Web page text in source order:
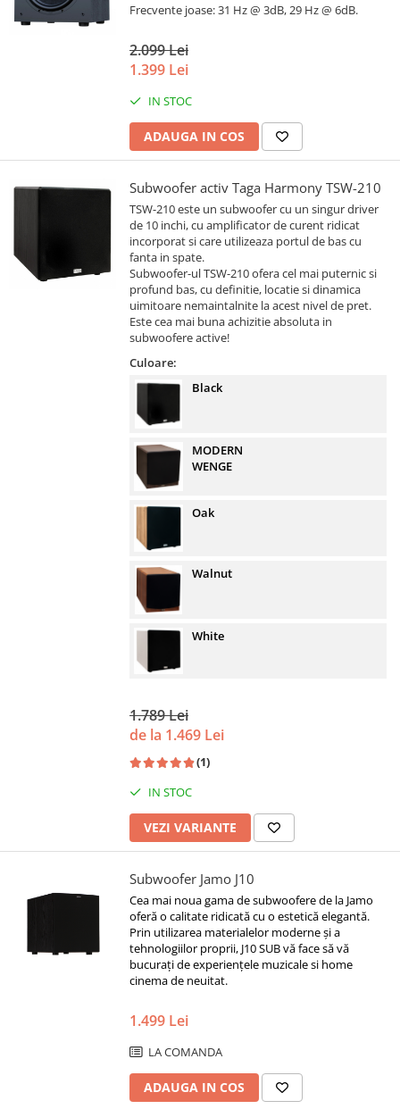
Frecvente joase: 31 Hz @ 3dB, 29 Hz @ 6dB.
2.099 Lei
1.399 Lei
IN STOC
ADAUGA IN COS
Subwoofer activ Taga Harmony TSW-210
TSW-210 este un subwoofer cu un singur driver
de 10 inchi, cu amplificator de curent ridicat
incorporat si care utilizeaza portul de bas cu
fanta in spate.
Subwoofer-ul TSW-210 ofera cel mai puternic si
profund bas, cu definitie, locatie si dinamica
uimitoare nemaintalnite la acest nivel de pret.
Este cea mai buna achizitie absoluta in
subwoofere active!
Culoare:
Black
MODERN
WENGE
Oak
Walnut
White
1.789 Lei
de la 1.469 Lei
(1)
IN STOC
VEZI VARIANTE
Subwoofer Jamo J10
Cea mai noua gama de subwoofere de la Jamo
oferă o calitate ridicată cu o estetică elegantă.
Prin utilizarea materialelor moderne și a
tehnologiilor proprii, J10 SUB vă face să vă
bucurați de experiențele muzicale si home
cinema de neuitat.
1.499 Lei
LA COMANDA
ADAUGA IN COS